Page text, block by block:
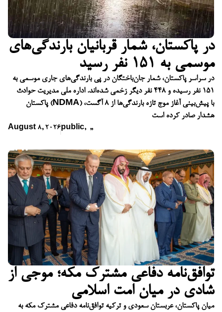
در پاکستان، شمار قربانیان بارندگی‌های
موسمی به ۱۵۱ نفر رسید
در سراسر پاکستان، شمار جان‌باختگان در پی بارندگی‌های جاری موسمی به
۱۵۱ نفر رسیده و ۴۴۸ نفر دیگر زخمی شده‌اند. اداره ملی مدیریت حوادث
پاکستان (NDMA) با پیش‌بینی آغاز موج تازه بارندگی‌ها از ۸ آگست،
هشدار صادر کرده است
August 8, 2026 public, ,,
توافق‌نامه دفاعی مشترک مکه؛ موجی از
شادی در میان امت اسلامی
میان پاکستان، عربستان سعودی و ترکیه توافق‌نامه دفاعی مشترک مکه به